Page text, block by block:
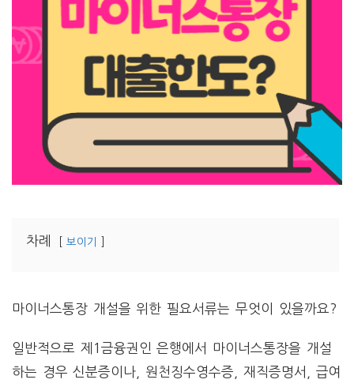
차례 보이기
마이너스통장 개설을 위한 필요서류는 무엇이 있을까요?
일반적으로 제1금융권인 은행에서 마이너스통장을 개설
하는 경우 신분증이나, 원천징수영수증, 재직증명서, 급여